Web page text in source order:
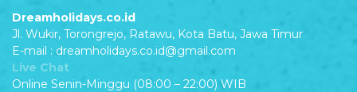
Dreamholidays.co.id
Jl. Wukir, Torongrejo, Ratawu, Kota Batu, Jawa Timur
E-mail : dreamholidays.co.id@gmail.com
Live Chat
Online Senin-Minggu (08:00 – 22:00) WIB